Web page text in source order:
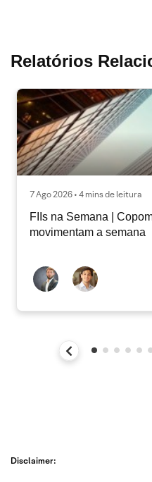
Relatórios
7 Ago 2026 • 4 mins de leitura
FIIs na Semana |
movimentam a semana
Disclaimer: